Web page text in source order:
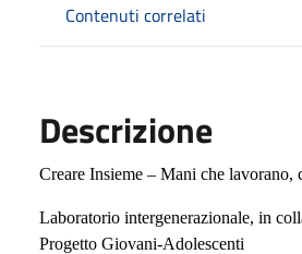
Contenuti correlati
Descrizione
Creare Insieme – Mani che lavorano,
Laboratorio intergenerazionale, in
Progetto Giovani-Adolescenti